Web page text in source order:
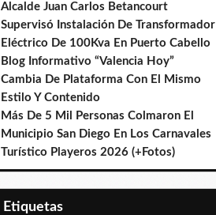
Alcalde Juan Carlos Betancourt
Supervisó Instalación De Transformador
Eléctrico De 100Kva En Puerto Cabello
Blog Informativo “Valencia Hoy”
Cambia De Plataforma Con El Mismo
Estilo Y Contenido
Más De 5 Mil Personas Colmaron El
Municipio San Diego En Los Carnavales
Turístico Playeros 2026 (+Fotos)
Etiquetas